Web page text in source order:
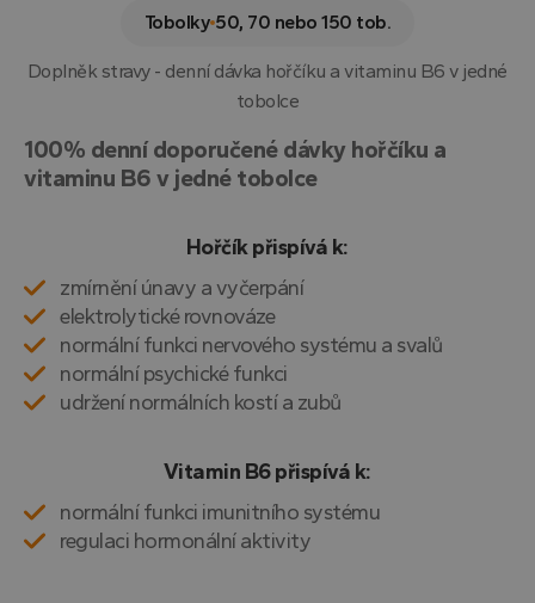
Tobolky 50, 70 nebo 150 tob.
Doplněk stravy - denní dávka hořčíku a vitaminu B6 v jedné
tobolce
100% denní doporučené dávky hořčíku a
vitaminu B6 v jedné tobolce
Hořčík přispívá k:
zmírnění únavy a vyčerpání
elektrolytické rovnováze
normální funkci nervového systému a svalů
normální psychické funkci
udržení normálních kostí a zubů
Vitamin B6 přispívá k:
normální funkci imunitního systému
regulaci hormonální aktivity